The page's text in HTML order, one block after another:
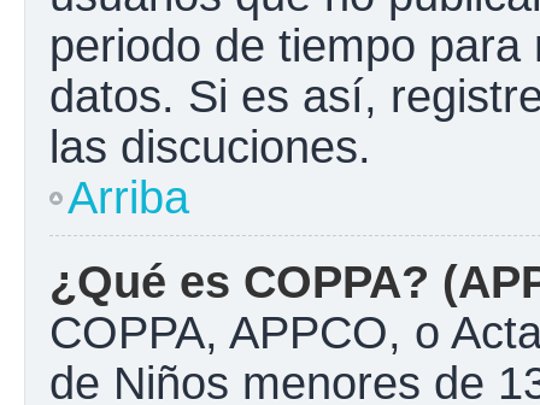
periodo de tiempo
datos. Si es así,
las discuciones.
Arriba
¿Qué es COPPA?
COPPA, APPCO, o
de Niños menores de